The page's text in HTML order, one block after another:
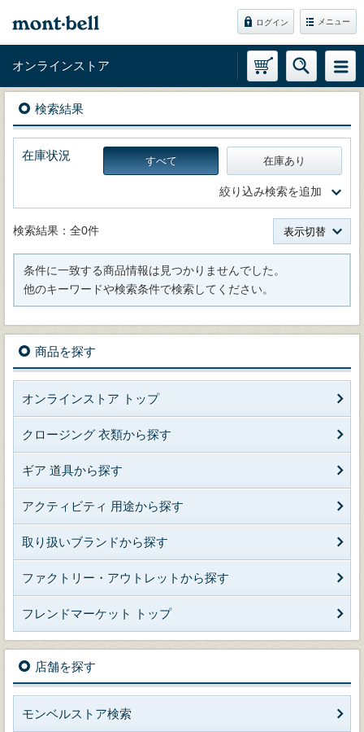
ログイン メニュー
オンラインストア
検索結果
在庫状況 すべて 在庫あり
絞り込み検索を追加
検索結果：全0件 表示切替
条件に一致する商品情報は見つかりませんでした。
他のキーワードや検索条件で検索してください。
商品を探す
オンラインストア トップ
クロージング 衣類から探す
ギア 道具から探す
アクティビティ 用途から探す
取り扱いブランドから探す
ファクトリー・アウトレットから探す
フレンドマーケット トップ
店舗を探す
モンベルストア検索